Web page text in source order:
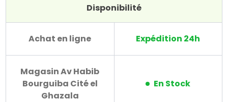
Disponibilité
Achat en ligne Expédition 24h
Magasin Av Habib
Bourguiba Cité el
Ghazala
En Stock